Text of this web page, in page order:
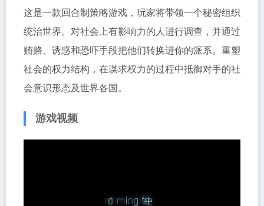
这是一款回合制策略游戏，玩家将带领一个秘密组织
统治世界。对社会上有影响力的人进行调查，并通过
贿赂、诱惑和恐吓手段把他们转换进你的派系。重塑
社会的权力结构，在谋求权力的过程中抵御对手的社
会意识形态及世界各国。
游戏视频